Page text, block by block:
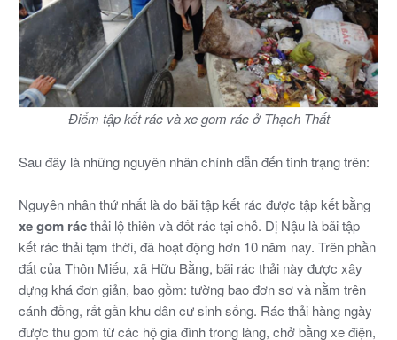
Điểm tập kết rác và xe gom rác ở Thạch Thất
Sau đây là những nguyên nhân chính dẫn đến tình trạng trên:
Nguyên nhân thứ nhất là do bãi tập kết rác được tập kết bằng
xe gom rácthải lộ thiên và đốt rác tại chỗ. Dị Nậu là bãi tập
kết rác thải tạm thời, đã hoạt động hơn 10 năm nay. Trên phần
đất của Thôn Miếu, xã Hữu Bằng, bãi rác thải này được xây
dựng khá đơn giản, bao gồm: tường bao đơn sơ và nằm trên
cánh đồng, rất gần khu dân cư sinh sống. Rác thải hàng ngày
được thu gom từ các hộ gia đình trong làng, chở bằng xe điện,